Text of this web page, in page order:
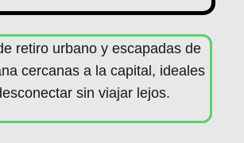
retiro urbano y escapadas de
cercanas a la capital, ideales
sin viajar lejos.